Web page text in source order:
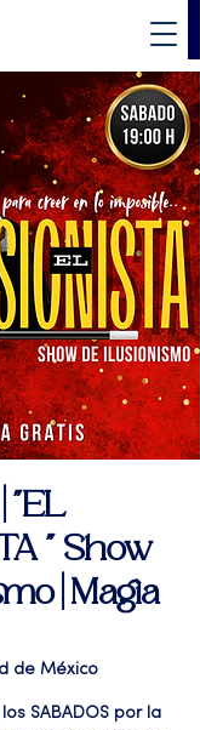
"EL
" Show
| Magia
de México
SABADOS por la